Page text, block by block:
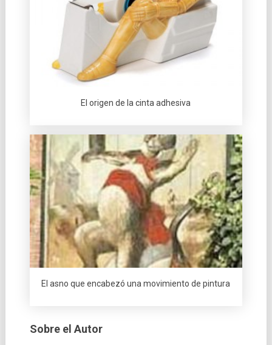
El origen de la cinta adhesiva
El asno que encabezó una movimiento de pintura
Sobre el Autor